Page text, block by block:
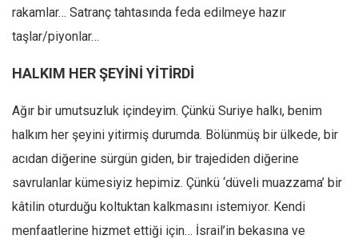
Karisi kitap sualleri
7 soruda bu hafta
Ekonomi
Sağlık
Gıda-Beslenme
Hayat
Türkiye
rakamlar… Satranç tahtasında feda edilmeye hazır
taşlar/piyonlar…
HALKIM HER ŞEYİNİ YİTİRDİ
Ağır bir umutsuzluk içindeyim. Çünkü Suriye halkı, benim
halkım her şeyini yitirmiş durumda. Bölünmüş bir ülkede, bir
acıdan diğerine sürgün giden, bir trajediden diğerine
savrulanlar kümesiyiz hepimiz. Çünkü ‘düveli muazzama’ bir
kâtilin oturduğu koltuktan kalkmasını istemiyor. Kendi
menfaatlerine hizmet ettiği için… İsrail’in bekasına ve